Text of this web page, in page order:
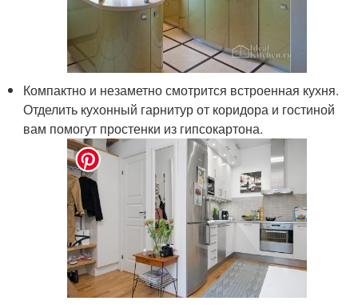
Компактно и незаметно смотрится встроенная кухня.
Отделить кухонный гарнитур от коридора и гостиной
вам помогут простенки из гипсокартона.